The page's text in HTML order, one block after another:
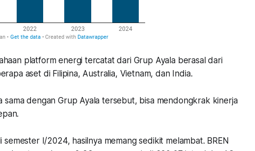
platform energi tercatat dari Grup Ayala berasal dari
aset di Filipina, Australia, Vietnam, dan India.
sama dengan Grup Ayala tersebut, bisa mendongkrak kinerja
semester I/2024, hasilnya memang sedikit melambat. BREN